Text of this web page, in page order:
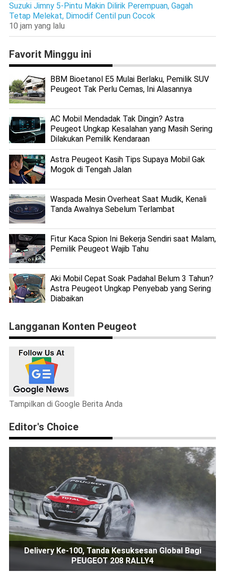
Suzuki Jimny 5-Pintu Makin Dilirik Perempuan, Gagah
Tetap Melekat, Dimodif Centil pun Cocok
10 jam yang lalu
Favorit Minggu ini
BBM Bioetanol E5 Mulai Berlaku, Pemilik SUV
Peugeot Tak Perlu Cemas, Ini Alasannya
AC Mobil Mendadak Tak Dingin? Astra
Peugeot Ungkap Kesalahan yang Masih Sering
Dilakukan Pemilik Kendaraan
Astra Peugeot Kasih Tips Supaya Mobil Gak
Mogok di Tengah Jalan
Waspada Mesin Overheat Saat Mudik, Kenali
Tanda Awalnya Sebelum Terlambat
Fitur Kaca Spion Ini Bekerja Sendiri saat Malam,
Pemilik Peugeot Wajib Tahu
Aki Mobil Cepat Soak Padahal Belum 3 Tahun?
Astra Peugeot Ungkap Penyebab yang Sering
Diabaikan
Langganan Konten Peugeot
Tampilkan di Google Berita Anda
Editor's Choice
Delivery Ke-100, Tanda Kesuksesan Global Bagi
PEUGEOT 208 RALLY4